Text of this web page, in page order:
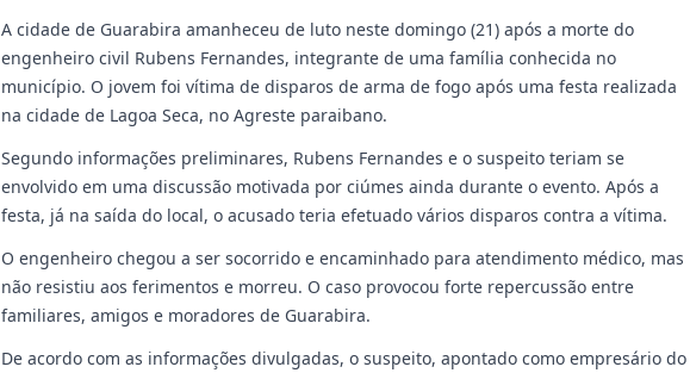
A cidade de Guarabira amanheceu de luto neste domingo (21) após a morte do
engenheiro civil Rubens Fernandes, integrante de uma família conhecida no
município. O jovem foi vítima de disparos de arma de fogo após uma festa realizada
na cidade de Lagoa Seca, no Agreste paraibano.
Segundo informações preliminares, Rubens Fernandes e o suspeito teriam se
envolvido em uma discussão motivada por ciúmes ainda durante o evento. Após a
festa, já na saída do local, o acusado teria efetuado vários disparos contra a vítima.
O engenheiro chegou a ser socorrido e encaminhado para atendimento médico, mas
não resistiu aos ferimentos e morreu. O caso provocou forte repercussão entre
familiares, amigos e moradores de Guarabira.
De acordo com as informações divulgadas, o suspeito, apontado como empresário do